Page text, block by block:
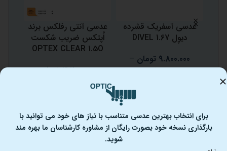
عدسی آسفریک قشرده
دیوِل DIVEL 1.67
9.800.000 تومان –
10.400.000 تومان
عدسی آنتی رفلکس برند
اُپتکس ضریب شکست
OPTEX CLEAR 1.5O
3.200.000 تومان
برای انتخاب بهترین عدسی متناسب با نیاز های خود می توانید با
بارگذاری نسخه خود بصورت رایگان از مشاوره کارشناسان ما بهره مند
شوید.